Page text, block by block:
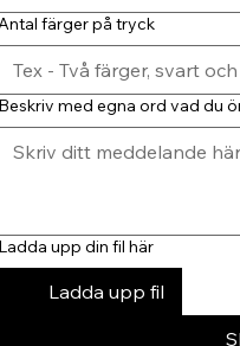
färger på tryck
med egna ord vad du
upp din fil här
Ladda upp fil